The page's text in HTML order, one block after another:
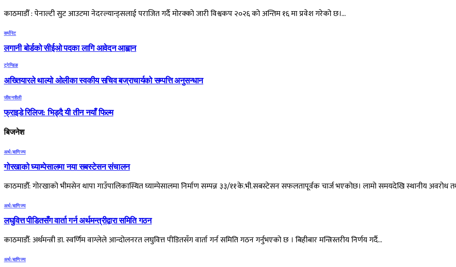
काठमाडौँ : पेनाल्टी सुट आउटमा नेदरल्यान्ड्सलाई पराजित गर्दै मोरक्को जारी विश्वकप २०२६ को अन्तिम १६ मा प्रवेश गरेको छ।…
कर्पोरेट
लगानी बोर्डको सीईओ पदका लागि आवेदन आह्वान
ट्रेन्डिङ
अख्तियारले थाल्यो ओलीका स्वकीय सचिव बज्राचार्यको सम्पत्ति अनुसन्धान
जीवनशैली
फ्राइडे रिलिज: भिड्दै यी तीन नयाँ फिल्म
बिजनेश
अर्थ/बाणिज्य
गोरखाको घ्याम्पेसालमा नया सबस्टेसन संचालन
काठमाडौँ: गोरखाको भीमसेन थापा गाउँपालिकास्थित घ्याम्पेसालमा निर्माण सम्पन्न ३३/११के.भी.सबस्टेसन सफलतापूर्वक चार्ज भएकोछ। लामो समयदेखि स्थानीय अवरोध
अर्थ/बाणिज्य
लघुवित्त पीडितसँग वार्ता गर्न अर्थमन्त्रीद्वारा समिति गठन
काठमाडौँ: अर्थमन्त्री डा. स्वर्णिम वाग्लेले आन्दोलनरत लघुवित्त पीडितसँग वार्ता गर्न समिति गठन गर्नुभएको छ । बिहीबार मन्त्रिस्तरीय निर्णय गर्दै…
अर्थ/बाणिज्य